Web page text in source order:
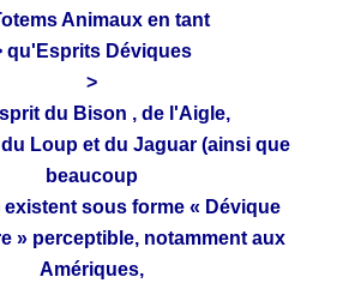
Animaux en tant
qu'Esprits Déviques
>
du Bison , de l'Aigle,
Loup et du Jaguar (ainsi que
beaucoup
existent sous forme « Dévique
» perceptible, notamment aux
Amériques,